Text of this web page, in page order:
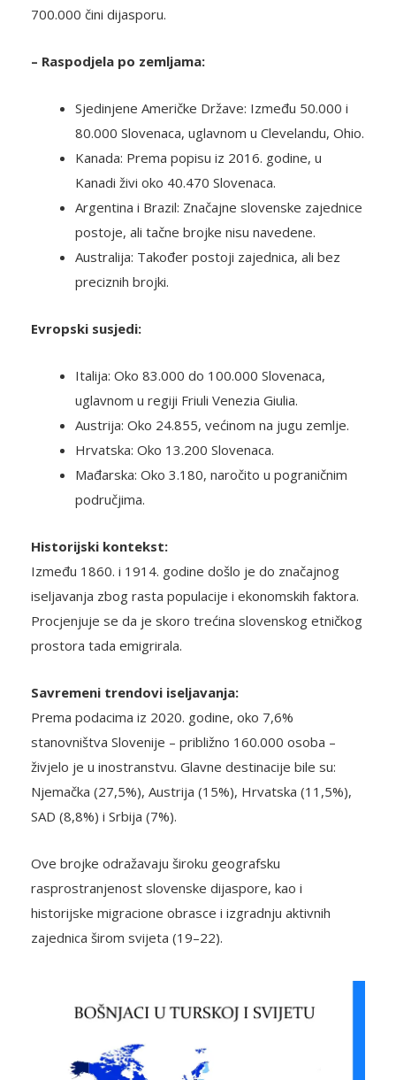
700.000 čini dijasporu.
– Raspodjela po zemljama:
Sjedinjene Američke Države: Između 50.000 i
80.000 Slovenaca, uglavnom u Clevelandu, Ohio.
Kanada: Prema popisu iz 2016. godine, u
Kanadi živi oko 40.470 Slovenaca.
Argentina i Brazil: Značajne slovenske zajednice
postoje, ali tačne brojke nisu navedene.
Australija: Također postoji zajednica, ali bez
preciznih brojki.
Evropski susjedi:
Italija: Oko 83.000 do 100.000 Slovenaca,
uglavnom u regiji Friuli Venezia Giulia.
Austrija: Oko 24.855, većinom na jugu zemlje.
Hrvatska: Oko 13.200 Slovenaca.
Mađarska: Oko 3.180, naročito u pograničnim
područjima.
Historijski kontekst:
Između 1860. i 1914. godine došlo je do značajnog
iseljavanja zbog rasta populacije i ekonomskih faktora.
Procjenjuje se da je skoro trećina slovenskog etničkog
prostora tada emigrirala.
Savremeni trendovi iseljavanja:
Prema podacima iz 2020. godine, oko 7,6%
stanovništva Slovenije – približno 160.000 osoba –
živjelo je u inostranstvu. Glavne destinacije bile su:
Njemačka (27,5%), Austrija (15%), Hrvatska (11,5%),
SAD (8,8%) i Srbija (7%).
Ove brojke odražavaju široku geografsku
rasprostranjenost slovenske dijaspore, kao i
historijske migracione obrasce i izgradnju aktivnih
zajednica širom svijeta (19–22).